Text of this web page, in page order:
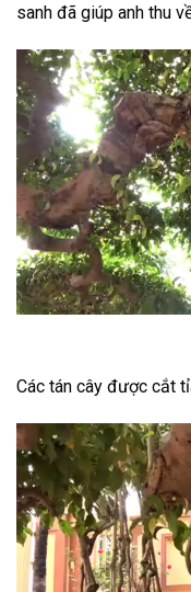
sanh đã giúp anh thu
Các tán cây được cắt